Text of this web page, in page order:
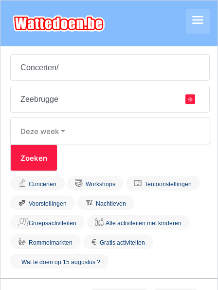
Deze week
Concerten Workshops Tentoonstellingen
Voorstellingen Nachtleven
Groepsactiviteiten Alle activiteiten met kinderen
Rommelmarkten € Gratis activiteiten
Wat te doen op 15 augustus ?